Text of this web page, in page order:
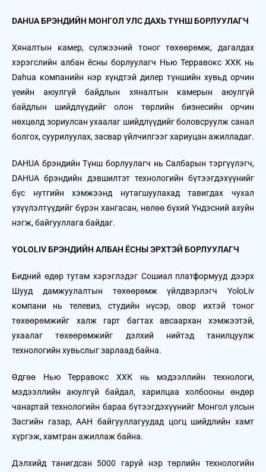
DAHUA БРЭНДИЙН МОНГОЛ УЛС ДАХЬ ТҮНШ БОРЛУУЛАГЧ
Хяналтын камер, сүлжээний тоног төхөөрөмж, дагалдах
хэрэгслийн албан ёсны борлуулагч Нью Терравокс ХХК нь
Dahua компанийн нэр хүндтэй дилер түншийн хувьд орчин
үеийн аюулгүй байдлын хяналтын камерын аюулгүй
байдлын шийдлүүдийг олон төрлийн бизнесийн орчин
нөхцөлд зориулсан ухаалаг шийдлүүдийг боловсруулж санал
болгох, суурилуулах, засвар үйлчилгээг хариуцан ажилладаг.
DAHUA брэндийн Түнш борлуулагч нь Салбарын тэргүүлэгч,
DAHUA брэндийн дэвшилтэт технологийн бүтээгдэхүүнийг
бүс нутгийн хэмжээнд нутагшуулахад тавигдах чухал
үзүүлэлтүүдийг бүрэн хангасан, нөлөө бүхий Үндэсний ахуйн
нэгж, байгууллага байдаг.
YOLOLIV БРЭНДИЙН АЛБАН ЁСНЫ ЭРХТЭЙ БОРЛУУЛАГЧ
Бидний өдөр тутам хэрэглэдэг Сошиал платформууд дээрх
Шууд дамжуулалтын төхөөрөмж үйлдвэрлэгч YoloLiv
компани нь телевиз, студийн нүсэр, овор ихтэй тоног
төхөөрөмжийг халж гарт багтах авсаархан хэмжээтэй,
ухаалаг төхөөрөмжийг дэлхий нийтэд танилцуулж
технологийн хувьслыг зарлаад байна.
Өдгөө Нью Терравокс ХХК нь мэдээллийн технологи,
мэдээллийн аюулгүй байдал, харилцаа холбооны өндөр
чанартай технологийн бараа бүтээгдэхүүнийг Монгол улсын
Засгийн газар, ААН байгууллагуудад цогц шийдлийн хамт
хүргэж, хамтран ажиллаж байна.
Дэлхийд танигдсан 5000 гаруй нэр төрлийн технологийн